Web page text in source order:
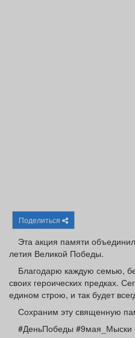
Поделиться
Эта акция памяти
летия Великой Победы.
Благодарю каждую семью,
своих героических предках.
едином строю, и так будет
Сохраним эту священную
#ДеньПобеды #9мая_Мыски